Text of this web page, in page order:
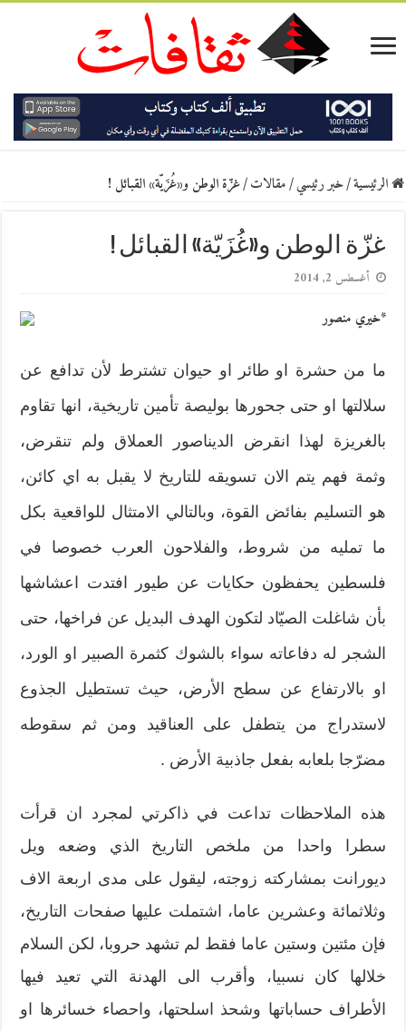
الرئيسية/خبر رئيسي/مقالات/غزّة الوطن و«غُزَيّة» القبائل !
غزّة الوطن و«غُزَيّة» القبائل !
أغسطس 2, 2014
*خيري منصور
ما من حشرة او طائر او حيوان تشترط لأن تدافع عن
سلالتها او حتى جحورها بوليصة تأمين تاريخية، انها تقاوم
بالغريزة لهذا انقرض الديناصور العملاق ولم تنقرض،
وثمة فهم يتم الان تسويقه للتاريخ لا يقبل به اي كائن،
هو التسليم بفائض القوة، وبالتالي الامتثال للواقعية بكل
ما تمليه من شروط، والفلاحون العرب خصوصا في
فلسطين يحفظون حكايات عن طيور افتدت اعشاشها
بأن شاغلت الصيّاد لتكون الهدف البديل عن فراخها، حتى
الشجر له دفاعاته سواء بالشوك كثمرة الصبير او الورد،
او بالارتفاع عن سطح الأرض، حيث تستطيل الجذوع
لاستدراج من يتطفل على العناقيد ومن ثم سقوطه
مضرّجا بلعابه بفعل جاذبية الأرض .
هذه الملاحظات تداعت في ذاكرتي لمجرد ان قرأت
سطرا واحدا من ملخص التاريخ الذي وضعه ويل
ديورانت بمشاركته زوجته، ليقول على مدى اربعة الاف
وثلاثمائة وعشرين عاما، اشتملت عليها صفحات التاريخ،
فإن مئتين وستين عاما فقط لم تشهد حروبا، لكن السلام
خلالها كان نسبيا، وأقرب الى الهدنة التي تعيد فيها
الأطراف حساباتها وشحذ اسلحتها، واحصاء خسائرها او